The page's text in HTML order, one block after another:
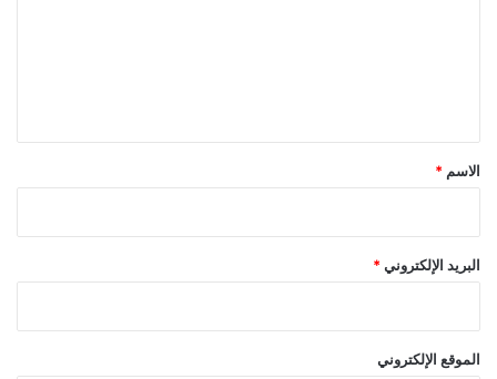
*
الاسم *
البريد الإلكتروني *
الموقع الإلكتروني